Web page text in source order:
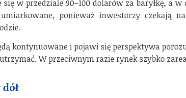
w przedziale 90–100 dolarów za baryłkę, a
umiarkowane, ponieważ inwestorzy czekają
kontynuowane i pojawi się perspektywa
W przeciwnym razie rynek szybko